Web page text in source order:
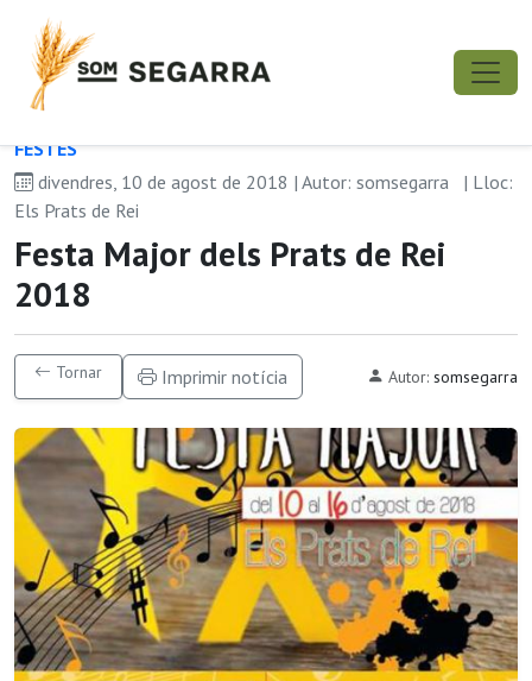
FESTES
divendres, 10 de agost de 2018 | Autor: somsegarra
| Lloc:
Els Prats de Rei
Festa Major dels Prats de Rei
2018
Tornar Imprimir notícia Autor: somsegarra